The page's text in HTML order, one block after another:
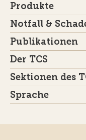
Produkte
Notfall &
Publikationen
Der TCS
Sektionen des
Sprache